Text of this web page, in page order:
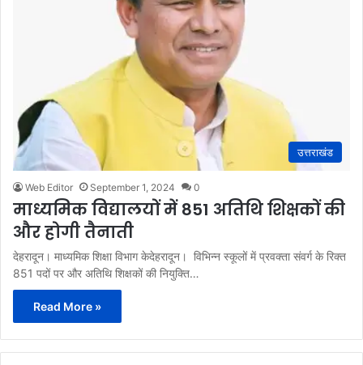
उत्तराखंड
Web Editor September 1, 2024 0
माध्यमिक विद्यालयों में 851 अतिथि शिक्षकों की
और होगी तैनाती
देहरादून। माध्यमिक शिक्षा विभाग केदेहरादून। विभिन्न स्कूलों में प्रवक्ता संवर्ग के रिक्त
851 पदों पर और अतिथि शिक्षकों की नियुक्ति…
Read More »